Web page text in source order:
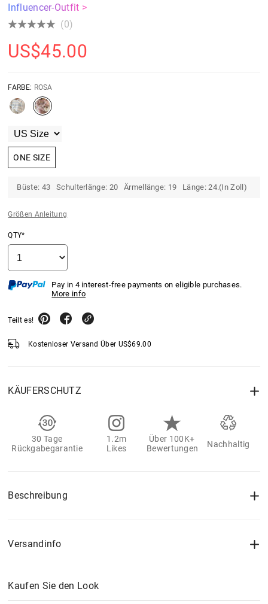
Influencer-Outfit >
(0)
US$45.00
FARBE: ROSA
ONE SIZE
Büste: 43 Schulterlänge: 20 Ärmellänge: 19 Länge: 24.(In Zoll)
Größen Anleitung
QTY*
Pay in 4 interest-free payments on eligible purchases.
More info
Teilt es!
Kostenloser Versand Über US$69.00
KÄUFERSCHUTZ
30 Tage
Rückgabegarantie
1.2m
Likes
Über 100K+
Bewertungen
Nachhaltig
Beschreibung
Versandinfo
Kaufen Sie den Look